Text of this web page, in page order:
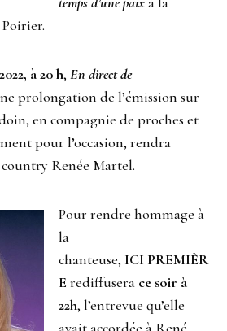
à 20 h,En direct de
prolongation de l’émission sur
en compagnie de proches et
pour l’occasion, rendra
Renée Martel.
Pour rendre hommage à
la
chanteuse, ICI PREMIÈR
E rediffusera ce soir à
22h, l’entrevue qu’elle